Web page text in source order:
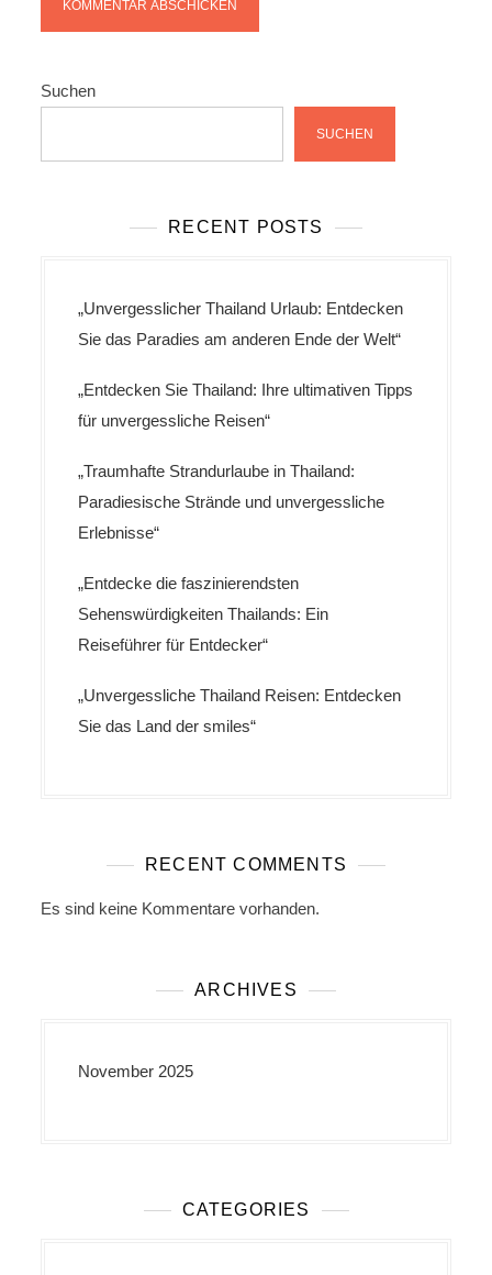
Suchen
SUCHEN
RECENT POSTS
„Unvergesslicher Thailand Urlaub: Entdecken
Sie das Paradies am anderen Ende der Welt“
„Entdecken Sie Thailand: Ihre ultimativen Tipps
für unvergessliche Reisen“
„Traumhafte Strandurlaube in Thailand:
Paradiesische Strände und unvergessliche
Erlebnisse“
„Entdecke die faszinierendsten
Sehenswürdigkeiten Thailands: Ein
Reiseführer für Entdecker“
„Unvergessliche Thailand Reisen: Entdecken
Sie das Land der smiles“
RECENT COMMENTS
Es sind keine Kommentare vorhanden.
ARCHIVES
November 2025
CATEGORIES